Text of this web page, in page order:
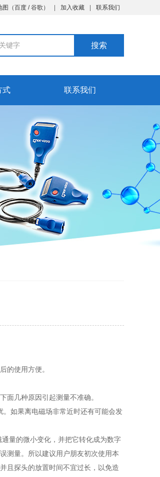
图 （百度 /谷歌 ） 加入收藏 联系我们
式 联系我们
的使用方便。
面几种原因引起测量不准确。
如果离电磁场非常近时还有可能会发
量的微小变化，并把它转化成为数字
测量。所以建议用户朋友初次使用本
且探头的放置时间不宜过长，以免造